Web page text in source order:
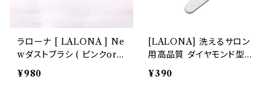
ラローナ [ LALONA ] Ne
wダストブラシ ( ピンクorブ
ラック )
¥980
[LALONA] 洗えるサロン
用高品質 ダイヤモンド型ネ
イルファイル ( 80 / 100/ 1
50 / 180 )
¥390